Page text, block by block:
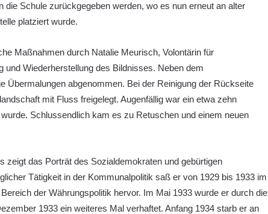
die Schule zurückgegeben werden, wo es nun erneut an alter
platziert wurde.
Maßnahmen durch Natalie Meurisch, Volontärin für
Wiederherstellung des Bildnisses. Neben dem
Übermalungen abgenommen. Bei der Reinigung der Rückseite
mit Fluss freigelegt. Augenfällig war ein etwa zehn
Schlussendlich kam es zu Retuschen und einem neuen
zeigt das Porträt des Sozialdemokraten und gebürtigen
Tätigkeit in der Kommunalpolitik saß er von 1929 bis 1933 im
der Währungspolitik hervor. Im Mai 1933 wurde er durch die
1933 ein weiteres Mal verhaftet. Anfang 1934 starb er an